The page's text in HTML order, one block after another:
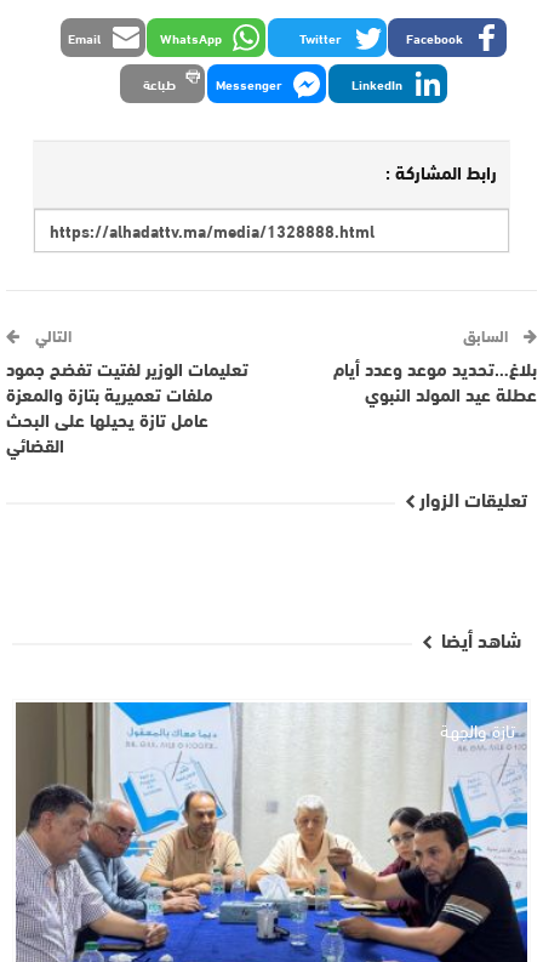
Facebook
Twitter
WhatsApp
Email
LinkedIn
Messenger طباعة
رابط المشاركة :
السابق
بلاغ…تحديد موعد وعدد أيام
عطلة عيد المولد النبوي
التالي
تعليمات الوزير لفتيت تفضح جمود
ملفات تعميرية بتازة والمعزة
عامل تازة يحيلها على البحث
القضائي
تعليقات الزوار
شاهد أيضا
تازة والجهة